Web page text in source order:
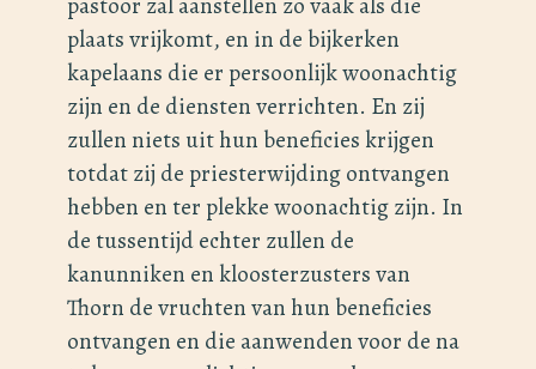
plaats vrijkomt, en in de bijkerken
kapelaans die er persoonlijk woonachtig
zijn en de diensten verrichten. En zij
zullen niets uit hun beneficies krijgen
totdat zij de priesterwijding ontvangen
hebben en ter plekke woonachtig zijn. In
de tussentijd echter zullen de
kanunniken en kloosterzusters van
Thorn de vruchten van hun beneficies
ontvangen en die aanwenden voor de na